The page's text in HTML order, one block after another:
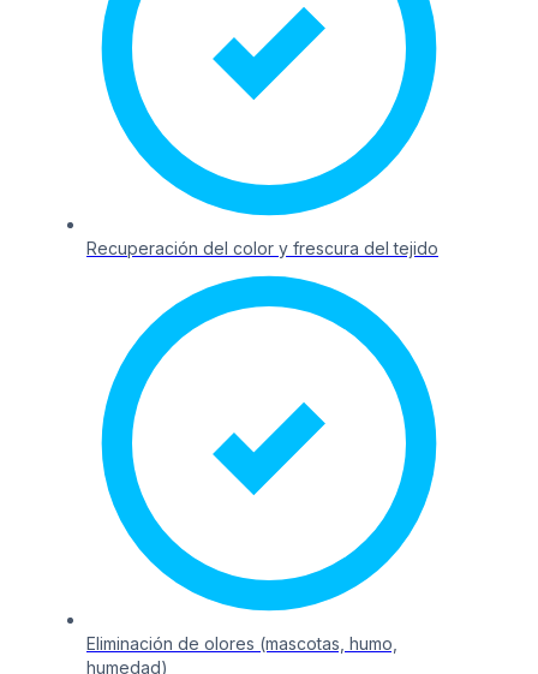
Recuperación del color y frescura del tejido
Eliminación de olores (mascotas, humo,
humedad)